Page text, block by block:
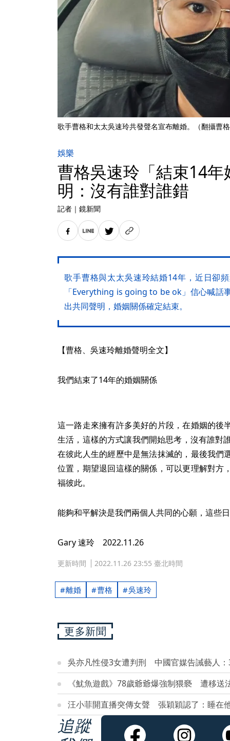
歌手曹格和太太吳速玲共發聲名宣布離婚。（翻攝曹
娛樂
曹格吳速玲「結束14
明：沒有誰對誰錯
記者 ｜ 鏡新聞
歌手曹格與太太吳速玲結婚14年，近日卻
「Everything is going to be ok」信心喊話
出共同聲明，婚姻關係確定結束。
【曹格、吳速玲離婚聲明全文】
我們結束了14年的婚姻關係
這一路走來擁有許多美好的片段，在婚姻的後
生活，這樣的方式讓我們開始思考，沒有誰對
在彼此人生的經歷中是無法抹滅的，最後我們
位置，期望退回這樣的關係，可以更理解對方
福彼此。
能夠和平解決是我們兩個人共同的心願，這些
Gary 速玲 2022.11.26
更新時間 2022.11.26 23:55 臺北時間
離婚 曹格 吳速玲
更多新聞
吳亦凡性侵3女遭判刑 中國官媒告誡藝人
《魷魚遊戲》78歲爺爺爆強制猥褻 遭移送
汪小菲開直播突傳女聲 張穎穎認了：睡在
追蹤